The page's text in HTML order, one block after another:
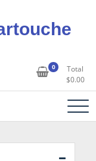
0
Total
$0.00